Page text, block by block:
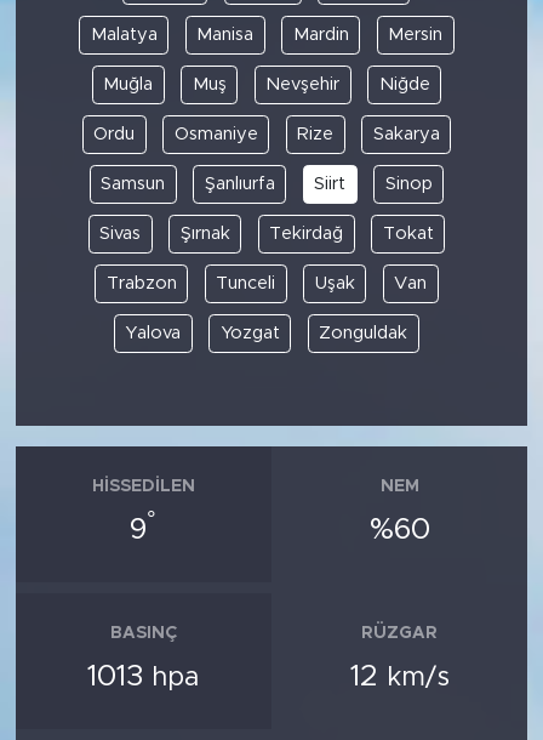
Malatya Manisa Mardin Mersin
Muğla Muş Nevşehir Niğde
Ordu Osmaniye Rize Sakarya
Samsun Şanlıurfa Siirt Sinop
Sivas Şırnak Tekirdağ Tokat
Trabzon Tunceli Uşak Van
Yalova Yozgat Zonguldak
HISSEDILEN
9°
NEM
%60
BASINÇ
1013 hpa
RÜZGAR
12 km/s